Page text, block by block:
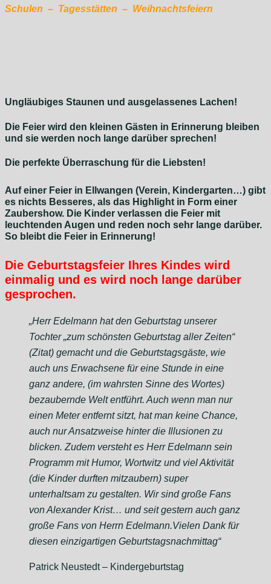
Schulen – Tagesstätten – Weihnachtsfeiern
Ungläubiges Staunen und ausgelassenes Lachen!
Die Feier wird den kleinen Gästen in Erinnerung bleiben
und sie werden noch lange darüber sprechen!
Die perfekte Überraschung für die Liebsten!
Auf einer Feier in Ellwangen (Verein, Kindergarten…) gibt
es nichts Besseres, als das Highlight in Form einer
Zaubershow. Die Kinder verlassen die Feier mit
leuchtenden Augen und reden noch sehr lange darüber.
So bleibt die Feier in Erinnerung!
Die Geburtstagsfeier Ihres Kindes wird
einmalig und es wird noch lange darüber
gesprochen.
„Herr Edelmann hat den Geburtstag unserer
Tochter „zum schönsten Geburtstag aller Zeiten“
(Zitat) gemacht und die Geburtstagsgäste, wie
auch uns Erwachsene für eine Stunde in eine
ganz andere, (im wahrsten Sinne des Wortes)
bezaubernde Welt entführt. Auch wenn man nur
einen Meter entfernt sitzt, hat man keine Chance,
auch nur Ansatzweise hinter die Illusionen zu
blicken. Zudem versteht es Herr Edelmann sein
Programm mit Humor, Wortwitz und viel Aktivität
(die Kinder durften mitzaubern) super
unterhaltsam zu gestalten. Wir sind große Fans
von Alexander Krist… und seit gestern auch ganz
große Fans von Herrn Edelmann.Vielen Dank für
diesen einzigartigen Geburtstagsnachmittag“
Patrick Neustedt – Kindergeburtstag